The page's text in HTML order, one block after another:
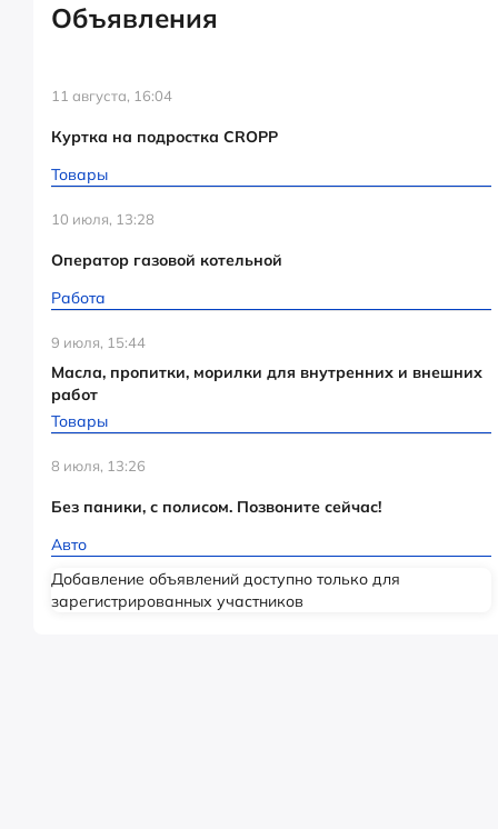
Объявления
11 августа, 16:04
Куртка на подростка CROPP
Товары
10 июля, 13:28
Оператор газовой котельной
Работа
9 июля, 15:44
Масла, пропитки, морилки для внутренних и внешних
работ
Товары
8 июля, 13:26
Без паники, с полисом. Позвоните сейчас!
Авто
Добавление объявлений доступно только для
зарегистрированных участников